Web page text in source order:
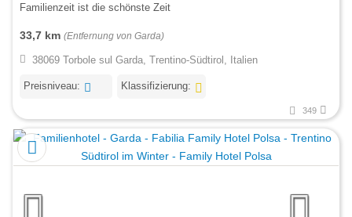
Familienzeit ist die schönste Zeit
33,7 km (Entfernung von Garda)
38069 Torbole sul Garda, Trentino-Südtirol, Italien
Preisniveau: Klassifizierung:
349